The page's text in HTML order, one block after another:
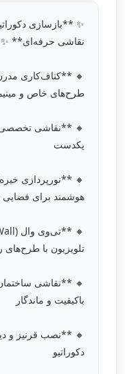
✨ **بازسازی
نقاشی حرفه‌ای** ✨
🔸 **کناف‌کاری
طرح‌های خاص و
🔸 **نقاشی
یکدست
🔸 **نورپردازی
هوشمند برای فضایی
تلویزیون با
🔸 **نقاشی
باکیفیت و ماندگار
🔸 **نصب قرنیز و
دکوراتیو